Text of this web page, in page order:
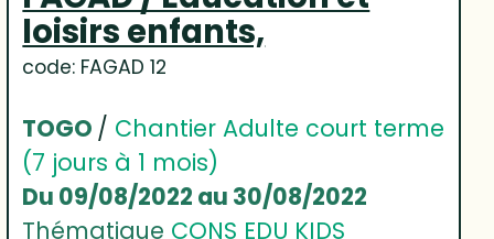
loisirs enfants,
code: FAGAD 12
TOGO / Chantier Adulte court terme
(7 jours à 1 mois)
Du 09/08/2022 au 30/08/2022
Thématique CONS EDU KIDS